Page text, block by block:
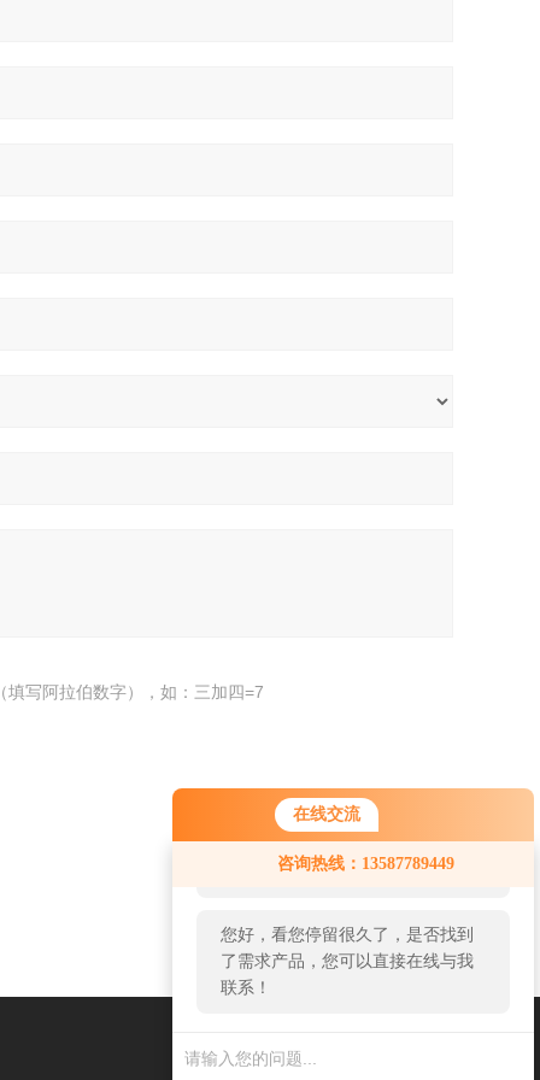
在线交流
咨询热线：13587789449
您好！欢迎前来咨询，很高兴为您
服务，请问您要咨询什么问题呢？
您好，看您停留很久了，是否找到
了需求产品，您可以直接在线与我
联系！
填写阿拉伯数字），如：三加四=7